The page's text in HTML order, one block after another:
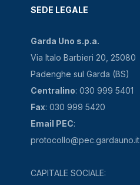
SEDE LEGALE
Garda Uno s.p.a.
Via Italo Barbieri 20, 25080
Padenghe sul Garda (BS)
Centralino: 030 999 5401
Fax: 030 999 5420
Email PEC:
protocollo@pec.gardauno.it
CAPITALE SOCIALE: